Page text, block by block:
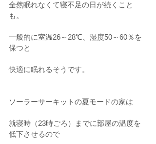
全然眠れなくて寝不足の日が続くこと
も。
一般的に室温26～28℃、湿度50～60％を
保つと
快適に眠れるそうです。
ソーラーサーキットの夏モードの家は
就寝時（23時ごろ）までに部屋の温度を
低下させるので